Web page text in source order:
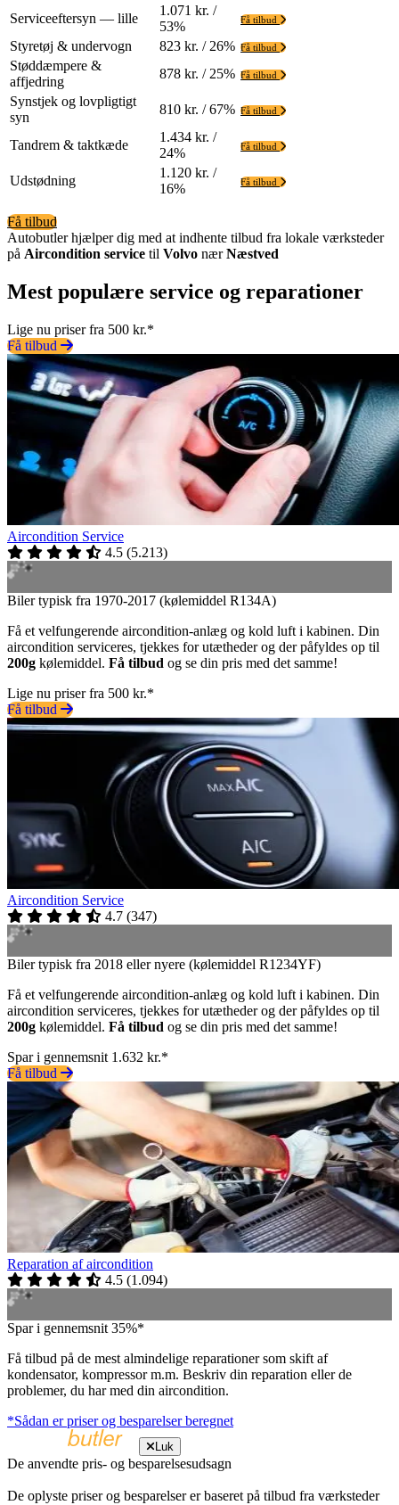
Serviceeftersyn — lille
1.071 kr. /
53%
Få tilbud
Styretøj & undervogn 823 kr. / 26% Få tilbud
Støddæmpere &
affjedring
878 kr. / 25% Få tilbud
Synstjek og lovpligtigt
syn
810 kr. / 67% Få tilbud
Tandrem & taktkæde
1.434 kr. /
24%
Få tilbud
Udstødning
1.120 kr. /
16%
Få tilbud
Få tilbud
Autobutler hjælper dig med at indhente tilbud fra lokale værksteder
på Aircondition service til Volvo nærNæstved
Mest populære service og reparationer
Lige nu priser fra 500 kr.*
Få tilbud
Aircondition Service
4.5 (5.213)
Biler typisk fra 1970-2017 (kølemiddel R134A)
Få et velfungerende aircondition-anlæg og kold luft i kabinen. Din
aircondition serviceres, tjekkes for utætheder og der påfyldes op til
200g kølemiddel. Få tilbud og se din pris med det samme!
Lige nu priser fra 500 kr.*
Få tilbud
Aircondition Service
4.7 (347)
Biler typisk fra 2018 eller nyere (kølemiddel R1234YF)
Få et velfungerende aircondition-anlæg og kold luft i kabinen. Din
aircondition serviceres, tjekkes for utætheder og der påfyldes op til
200g kølemiddel. Få tilbud og se din pris med det samme!
Spar i gennemsnit 1.632 kr.*
Få tilbud
Reparation af aircondition
4.5 (1.094)
Spar i gennemsnit 35%*
Få tilbud på de mest almindelige reparationer som skift af
kondensator, kompressor m.m. Beskriv din reparation eller de
problemer, du har med din aircondition.
*Sådan er priser og besparelser beregnet
Luk
De anvendte pris- og besparelsesudsagn
De oplyste priser og besparelser er baseret på tilbud fra værksteder